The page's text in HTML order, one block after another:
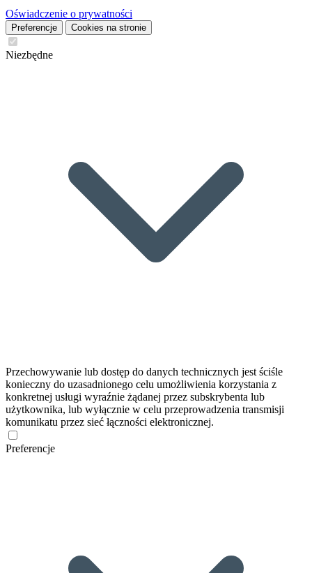
Oświadczenie o prywatności
Preferencje Cookies na stronie
Niezbędne
Przechowywanie lub dostęp do danych technicznych jest ściśle
konieczny do uzasadnionego celu umożliwienia korzystania z
konkretnej usługi wyraźnie żądanej przez subskrybenta lub
użytkownika, lub wyłącznie w celu przeprowadzenia transmisji
komunikatu przez sieć łączności elektronicznej.
Preferencje